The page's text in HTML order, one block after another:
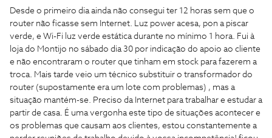
Desde o primeiro dia ainda não consegui ter 12 horas sem que o
router não ficasse sem Internet. Luz power acesa, pon a piscar
verde, e Wi-Fi luz verde estática durante no mínimo 1 hora. Fui à
loja do Montijo no sábado dia 30 por indicação do apoio ao cliente
e não encontraram o router que tinham em stock para fazerem a
troca. Mais tarde veio um técnico substituir o transformador do
router (supostamente era um lote com problemas) , mas a
situação mantém-se. Preciso da Internet para trabalhar e estudar a
partir de casa. É uma vergonha este tipo de situações acontecer e
os problemas que causam aos clientes, estou constantemente a